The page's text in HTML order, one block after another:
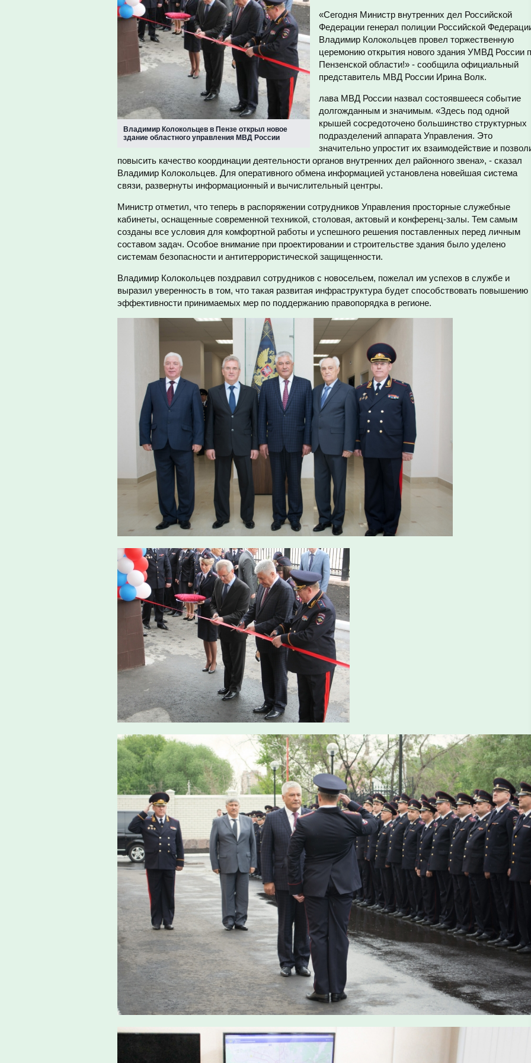
Владимир Колокольцев в Пензе открыл новое
здание областного управления МВД России
«Сегодня Министр внутренних дел Российской
Федерации генерал полиции Российской
Владимир Колокольцев провел торжественную
церемонию открытия нового здания УМВД России
Пензенской области!» - сообщила официальный
представитель МВД России Ирина Волк.
лава МВД России назвал состоявшееся событие
долгожданным и значимым. «Здесь под одной
крышей сосредоточено большинство структурных
подразделений аппарата Управления. Это
значительно упростит их взаимодействие и
повысить качество координации деятельности органов внутренних дел районного звена», - сказал
Владимир Колокольцев. Для оперативного обмена информацией установлена новейшая система
связи, развернуты информационный и вычислительный центры.
Министр отметил, что теперь в распоряжении сотрудников Управления просторные служебные
кабинеты, оснащенные современной техникой, столовая, актовый и конференц-залы. Тем самым
созданы все условия для комфортной работы и успешного решения поставленных перед личным
составом задач. Особое внимание при проектировании и строительстве здания было уделено
системам безопасности и антитеррористической защищенности.
Владимир Колокольцев поздравил сотрудников с новосельем, пожелал им успехов в службе и
выразил уверенность в том, что такая развитая инфраструктура будет способствовать повышению
эффективности принимаемых мер по поддержанию правопорядка в регионе.